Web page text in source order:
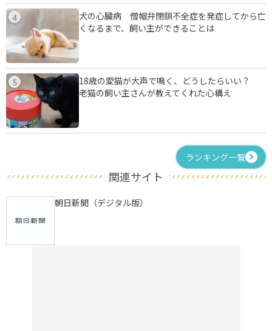
4
犬の心臓病 僧帽弁閉鎖不全症を発症してから亡
くなるまで、飼い主ができることは
5
18歳の愛猫が大声で鳴く、どうしたらいい？
老猫の飼い主さんが教えてくれた心構え
ランキング一覧
関連サイト
朝日新聞（デジタル版）